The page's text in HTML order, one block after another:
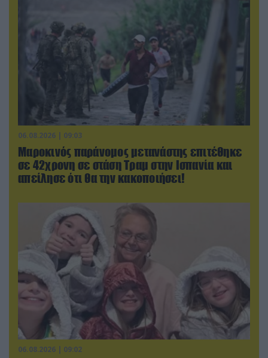
06.08.2026 | 09:03
Μαροκινός παράνομος μετανάστης επιτέθηκε
σε 42χρονη σε στάση Τραμ στην Ισπανία και
απείλησε ότι θα την κακοποιήσει!
06.08.2026 | 09:02